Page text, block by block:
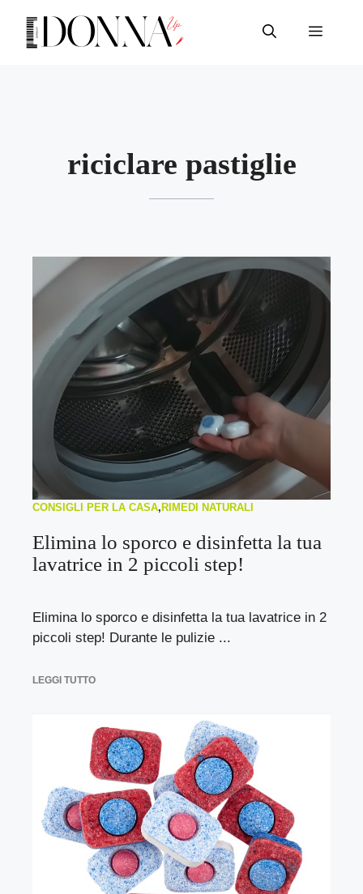
contenuto
Menu
riciclare pastiglie
CONSIGLI PER LA CASA, RIMEDI NATURALI
Elimina lo sporco e disinfetta la tua
lavatrice in 2 piccoli step!
Elimina lo sporco e disinfetta la tua lavatrice in 2
piccoli step! Durante le pulizie ...
LEGGI TUTTO